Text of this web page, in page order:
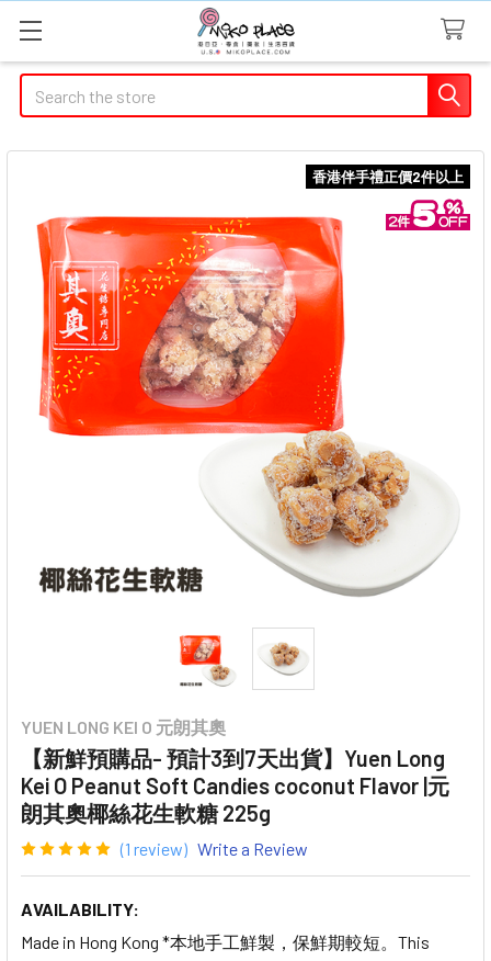
Search
YUEN LONG KEI O 元朗其奧
【新鮮預購品- 預計3到7天出貨】Yuen Long
Kei O Peanut Soft Candies coconut Flavor |元
朗其奧椰絲花生軟糖 225g
(1 review) Write a Review
AVAILABILITY:
Made in Hong Kong *本地手工鮮製，保鮮期較短。This
香港伴手禮正價2件以上